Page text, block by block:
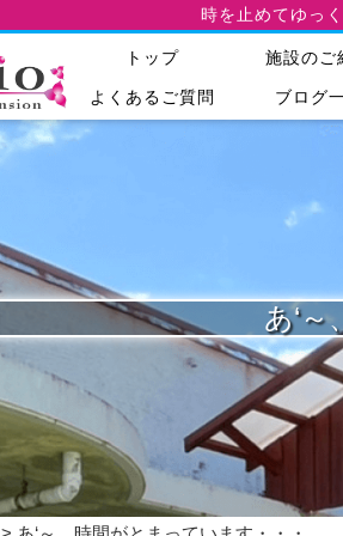
時を止めてゆっ
トップ 施設のご
よくあるご質問 ブログ
あ‘